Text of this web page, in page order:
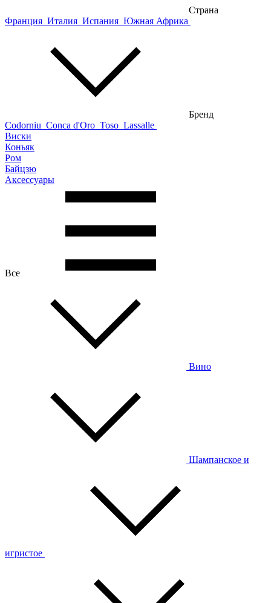
Страна
Франция Италия Испания Южная Африка
Бренд
Codorniu Conca d'Oro Toso Lassalle
Виски
Коньяк
Ром
Байцзю
Аксессуары
Все
Вино
Шампанское и
игристое